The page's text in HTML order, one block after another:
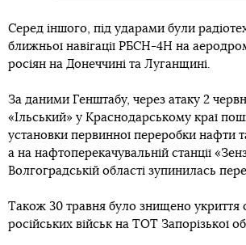
Серед іншого, під ударами були
ближньої навігації РБСН-4Н на
росіян на Донеччині та Луганщині.
За даними Генштабу, через атаку 2
«Ільський» у Краснодарському краї
установки первинної переробки нафти
а на нафтоперекачувальній станції
Волгоградській області зупинилась
Також 30 травня було знищено укриття
російських військ на ТОТ Запорізької